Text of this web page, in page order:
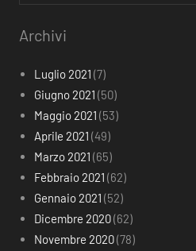
Archivi
Luglio 2021 (7)
Giugno 2021 (50)
Maggio 2021 (53)
Aprile 2021 (49)
Marzo 2021 (65)
Febbraio 2021 (62)
Gennaio 2021 (52)
Dicembre 2020(62)
Novembre 2020(78)